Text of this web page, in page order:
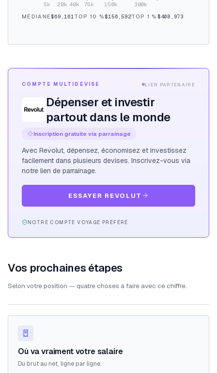
5k 20k 40k 75k 150k 300k
MÉDIANE$69,161TOP 10 %$156,592TOP 1 % $408,973
COMPTE MULTIDEVISE LIEN PARTENAIRE
Dépenser et investir
partout dans le monde
Inscription gratuite via parrainage
Avec Revolut, dépensez, économisez et investissez
facilement dans plusieurs devises. Inscrivez-vous via
notre lien de parrainage.
ESSAYER REVOLUT
NOTRE COMPTE VOYAGE PRÉFÉRÉ
Vos prochaines étapes
Selon votre position — quatre choses à faire avec ce chiffre.
Où va vraiment votre salaire
Du brut au net, ligne par ligne.